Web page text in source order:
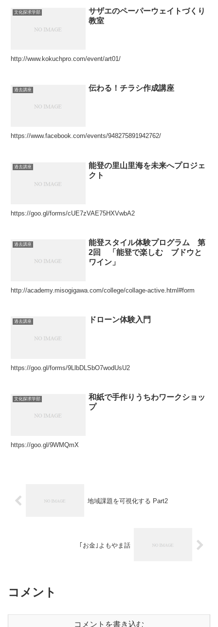
文化探求学部
サザエのペーパーウェイトづくり
教室
http://www.kokuchpro.com/event/art01/
過去講座 伝わる！チラシ作成講座
https://www.facebook.com/events/948275891942762/
過去講座
能登の里山里海を未来へプロジェ
クト
https://goo.gl/forms/cUE7zVAE75HXVwbA2
過去講座
能登スタイル体験プログラム 第
2回 「能登で楽しむ ブドウと
ワイン」
http://academy.misogigawa.com/college/collage-active.html#form
過去講座 ドローン体験入門
https://goo.gl/forms/9LlbDLSbO7wodUsU2
文化探求学部
和紙で手作りうちわワークショッ
プ
https://goo.gl/9WMQmX
地域課題を可視化する Part2
｢お金｣よもやま話
コメント
コメントを書き込む